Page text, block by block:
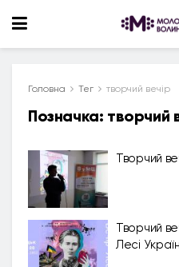
Головна Тег творчий вечір
Позначка: творчий
Творчий
Творчий
Лесі